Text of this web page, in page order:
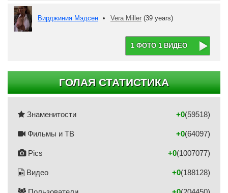
Вирджиния Мэдсен Vera Miller (39 years)
1 ФОТО 1 ВИДЕО
ГОЛАЯ СТАТИСТИКА
Знаменитости (59518)
+0
Фильмы и ТВ (64097)
+0
Pics (1007077)
+0
Видео (188128)
+0